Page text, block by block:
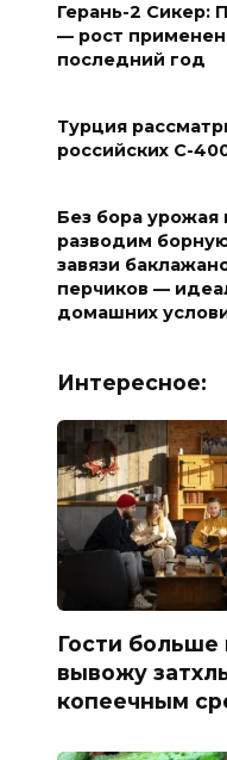
Герань-2 Сикер:
— рост
последний год
Турция
российских С-
Без бора урожая
разводим
завязи
перчиков —
домашних
Интересное:
Гости больше
вывожу
копеечным